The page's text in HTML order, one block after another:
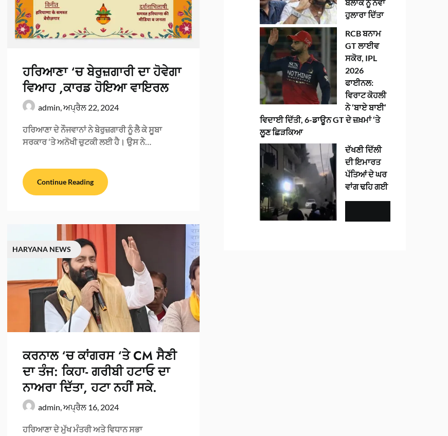
ਹਰਿਆਣਾ ‘ਚ ਬੇਰੁਜ਼ਗਾਰੀ ਦਾ ਹੋਵੇਗਾ
ਵਿਆਹ ,ਕਾਰਡ ਹੋਇਆ ਵਾਇਰਲ
admin,ਅਪ੍ਰੈਲ 22, 2024
ਹਰਿਆਣਾ ਦੇ ਨੌਜਵਾਨਾਂ ਨੇ ਬੇਰੁਜ਼ਗਾਰੀ ਨੂੰ ਲੈ ਕੇ ਸੂਬਾ
ਸਰਕਾਰ ‘ਤੇ ਅਨੋਖੀ ਚੁਟਕੀ ਲਈ ਹੈ। ਉਸ ਨੇ…
Continue Reading
HARYANA NEWS
ਕਰਨਾਲ ‘ਚ ਕਾਂਗਰਸ ‘ਤੇ CM ਸੈਣੀ
ਦਾ ਤੰਜ: ਕਿਹਾ- ਗਰੀਬੀ ਹਟਾਓ ਦਾ
ਨਾਅਰਾ ਦਿੱਤਾ, ਹਟਾ ਨਹੀਂ ਸਕੇ.
admin,ਅਪ੍ਰੈਲ 16, 2024
ਹਰਿਆਣਾ ਦੇ ਮੁੱਖ ਮੰਤਰੀ ਅਤੇ ਵਿਧਾਨ ਸਭਾ
ਬਲਾਕ ਨੂੰ ਨਵਾਂ
ਹੁਲਾਰਾ ਦਿੱਤਾ
RCB ਬਨਾਮ
GT ਲਾਈਵ
ਸਕੋਰ, IPL
2026
ਫਾਈਨਲ:
ਵਿਰਾਟ ਕੋਹਲੀ
ਨੇ ‘ਬਾਏ ਬਾਈ’
ਵਿਦਾਈ ਦਿੱਤੀ, 6-ਡਾਊਨ GT ਦੇ ਜ਼ਖ਼ਮਾਂ ‘ਤੇ
ਲੂਣ ਛਿੜਕਿਆ
ਦੱਖਣੀ ਦਿੱਲੀ
ਦੀ ਇਮਾਰਤ
ਪੱਤਿਆਂ ਦੇ ਘਰ
ਵਾਂਗ ਢਹਿ ਗਈ